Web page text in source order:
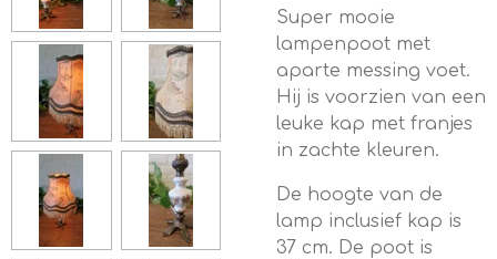
Super mooie
lampenpoot met
aparte messing voet.
Hij is voorzien van een
leuke kap met franjes
in zachte kleuren.
De hoogte van de
lamp inclusief kap is
37 cm. De poot is